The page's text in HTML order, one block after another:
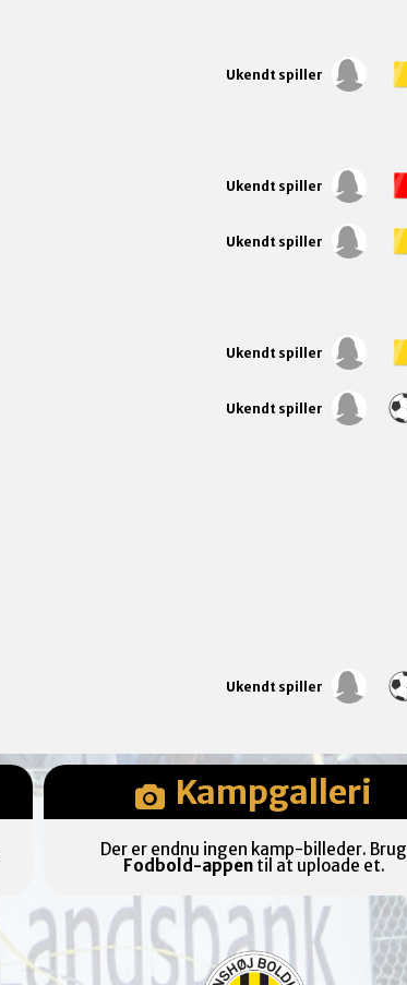
Ukendt spiller
Ukendt spiller
Ukendt spiller
Ukendt spiller
Ukendt spiller
Ukendt spiller
Kampgalleri
Der er endnu ingen kamp-billeder. Brug
Fodbold-appentil at uploade et.